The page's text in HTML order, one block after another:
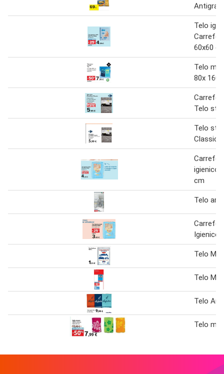
Telo
60x60
Telo
80x 160
Telo
Telo
Classic
igienico
cm
Telo
Igienico
Telo
Telo Me
Telo
Telo